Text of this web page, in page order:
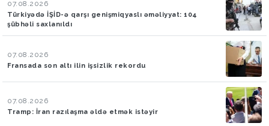
07.08.2026
Türkiyədə İŞİD-ə qarşı genişmiqyaslı əməliyyat: 104
şübhəli saxlanıldı
07.08.2026
Fransada son altı ilin işsizlik rekordu
07.08.2026
Tramp: İran razılaşma əldə etmək istəyir